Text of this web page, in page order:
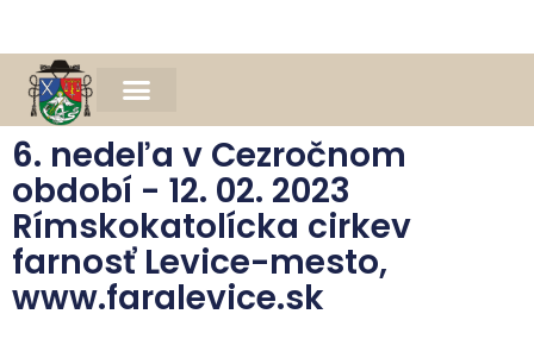
6. nedeľa v Cezročnom
období - 12. 02. 2023
Rímskokatolícka cirkev
farnosť Levice-mesto,
www.faralevice.sk